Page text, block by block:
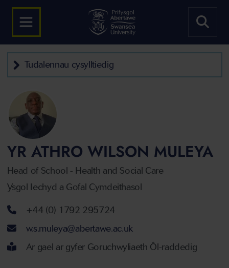
Tudalennau cysylltiedig
YR ATHRO WILSON MULEYA
Head of School - Health and Social Care
Ysgol Iechyd a Gofal Cymdeithasol
Rhif ffôn+44 (0) 1792 295724
Cyfeiriad ebost
w.s.muleya@abertawe.ac.uk
Ar gael ar gyfer Goruchwyliaeth Ôl-raddedig